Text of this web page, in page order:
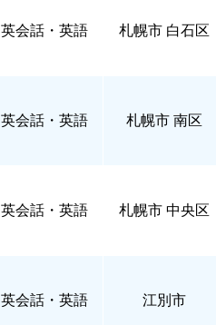
英会話・英語 札幌市 白石区
英会話・英語 札幌市 南区
英会話・英語 札幌市 中央区
英会話・英語 江別市